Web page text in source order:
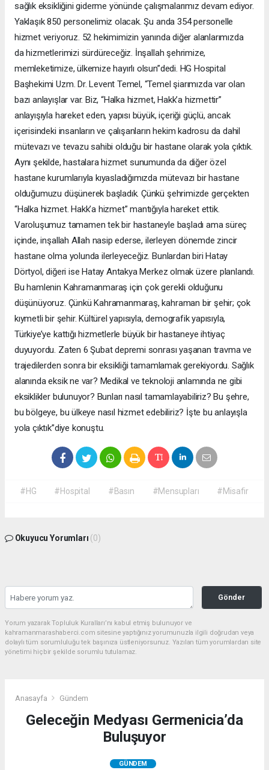
sağlık eksikliğini giderme yönünde çalışmalarımız devam ediyor.
Yaklaşık 850 personelimiz olacak. Şu anda 354 personelle
hizmet veriyoruz. 52 hekimimizin yanında diğer alanlarımızda
da hizmetlerimizi sürdüreceğiz. İnşallah şehrimize,
memleketimize, ülkemize hayırlı olsun”dedi. HG Hospital
Başhekimi Uzm. Dr. Levent Temel, “Temel şiarımızda var olan
bazı anlayışlar var. Biz, “Halka hizmet, Hakk’a hizmettir”
anlayışıyla hareket eden, yapısı büyük, içeriği güçlü, ancak
içerisindeki insanların ve çalışanların hekim kadrosu da dahil
mütevazı ve tevazu sahibi olduğu bir hastane olarak yola çıktık.
Aynı şekilde, hastalara hizmet sunumunda da diğer özel
hastane kurumlarıyla kıyasladığımızda mütevazı bir hastane
olduğumuzu düşünerek başladık. Çünkü şehrimizde gerçekten
“Halka hizmet. Hakk’a hizmet” mantığıyla hareket ettik.
Varoluşumuz tamamen tek bir hastaneyle başladı ama süreç
içinde, inşallah Allah nasip ederse, ilerleyen dönemde zincir
hastane olma yolunda ilerleyeceğiz. Bunlardan biri Hatay
Dörtyol, diğeri ise Hatay Antakya Merkez olmak üzere planlandı.
Bu hamlenin Kahramanmaraş için çok gerekli olduğunu
düşünüyoruz. Çünkü Kahramanmaraş, kahraman bir şehir; çok
kıymetli bir şehir. Kültürel yapısıyla, demografik yapısıyla,
Türkiye’ye kattığı hizmetlerle büyük bir hastaneye ihtiyaç
duyuyordu. Zaten 6 Şubat depremi sonrası yaşanan travma ve
trajedilerden sonra bir eksikliği tamamlamak gerekiyordu. Sağlık
alanında eksik ne var? Medikal ve teknoloji anlamında ne gibi
eksiklikler bulunuyor? Bunları nasıl tamamlayabiliriz? Bu şehre,
bu bölgeye, bu ülkeye nasıl hizmet edebiliriz? İşte bu anlayışla
yola çıktık”diye konuştu.
#HG #Hospital #Basın #Mensupları #Misafir
Okuyucu Yorumları (0)
Gönder
Yorum yazarak Topluluk Kuralları’nı kabul etmiş bulunuyor ve
kahramanmarashaberci.com sitesine yaptığınız yorumunuzla ilgili doğrudan veya
dolaylı tüm sorumluluğu tek başınıza üstleniyorsunuz. Yazılan tüm yorumlardan site
yönetimi hiçbir şekilde sorumlu tutulamaz.
Anasayfa Gündem
Geleceğin Medyası Germenicia’da
Buluşuyor
GÜNDEM